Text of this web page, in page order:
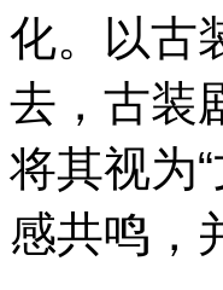
化。以古
去，古装
将其视为
感共鸣，